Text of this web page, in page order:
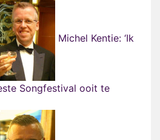
Michel Kentie: ‘Ik
Songfestival ooit te